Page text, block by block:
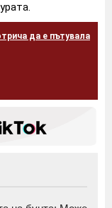
да е пътувала